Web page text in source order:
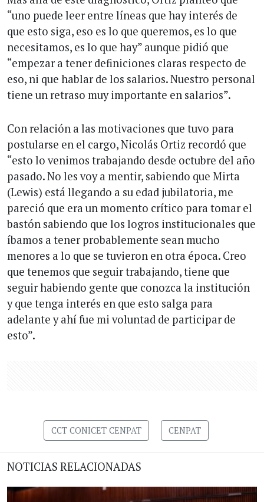
“uno puede leer entre líneas que hay interés de
que esto siga, eso es lo que queremos, es lo que
necesitamos, es lo que hay” aunque pidió que
“empezar a tener definiciones claras respecto de
eso, ni que hablar de los salarios. Nuestro personal
tiene un retraso muy importante en salarios”.
Con relación a las motivaciones que tuvo para
postularse en el cargo, Nicolás Ortiz recordó que
“esto lo venimos trabajando desde octubre del año
pasado. No les voy a mentir, sabiendo que Mirta
(Lewis) está llegando a su edad jubilatoria, me
pareció que era un momento crítico para tomar el
bastón sabiendo que los logros institucionales que
íbamos a tener probablemente sean mucho
menores a lo que se tuvieron en otra época. Creo
que tenemos que seguir trabajando, tiene que
seguir habiendo gente que conozca la institución
y que tenga interés en que esto salga para
adelante y ahí fue mi voluntad de participar de
esto”.
CCT CONICET CENPAT CENPAT
NOTICIAS RELACIONADAS